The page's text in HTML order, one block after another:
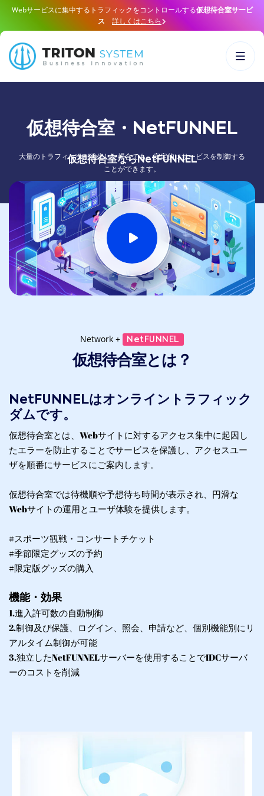
Webサービスに集中するトラフィックをコントロールする仮想待合室サービ
ス
詳しくはこちら
仮想待合室・NetFUNNEL
仮想待合室ならNetFUNNEL
大量のトラフィックが発生した場合でも、安定的にサービスを制御する
ことができます。
Network + NetFUNNEL
仮想待合室とは？
NetFUNNELはオンライントラフィック
ダムです。
仮想待合室とは、Webサイトに対するアクセス集中に起因し
たエラーを防止することでサービスを保護し、アクセスユー
ザを順番にサービスにご案内します。
仮想待合室では待機順や予想待ち時間が表示され、円滑な
Webサイトの運用とユーザ体験を提供します。
#スポーツ観戦・コンサートチケット
#季節限定グッズの予約
#限定版グッズの購入
機能・効果
1.進入許可数の自動制御
2.制御及び保護、ログイン、照会、申請など、個別機能別にリ
アルタイム制御が可能
3.独立したNetFUNNELサーバーを使用することでIDCサーバ
ーのコストを削減